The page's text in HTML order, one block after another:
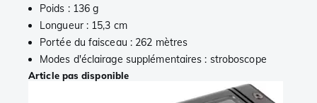
Poids : 136 g
Longueur : 15,3 cm
Portée du faisceau : 262 mètres
Modes d'éclairage supplémentaires : stroboscope
Article pas disponible